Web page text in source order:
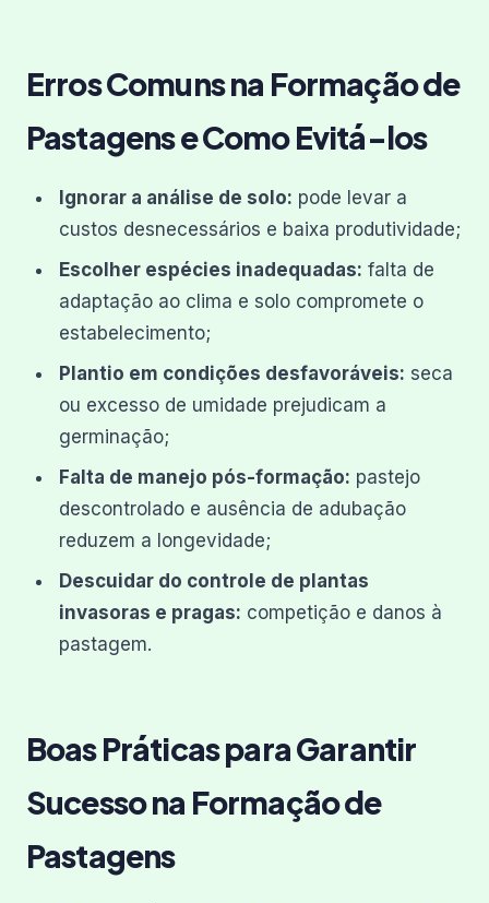
Erros Comuns na Formação de
Pastagens e Como Evitá-los
Ignorar a análise de solo: pode levar a
custos desnecessários e baixa produtividade;
Escolher espécies inadequadas: falta de
adaptação ao clima e solo compromete o
estabelecimento;
Plantio em condições desfavoráveis: seca
ou excesso de umidade prejudicam a
germinação;
Falta de manejo pós-formação: pastejo
descontrolado e ausência de adubação
reduzem a longevidade;
Descuidar do controle de plantas
invasoras e pragas: competição e danos à
pastagem.
Boas Práticas para Garantir
Sucesso na Formação de
Pastagens